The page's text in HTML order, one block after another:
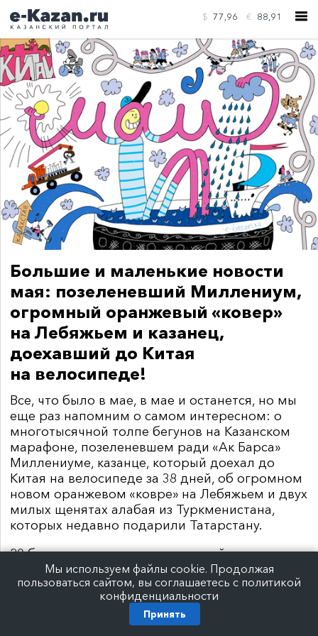
$ 77,96 € 88,91
КОНТАКТЫ
Большие и маленькие новости
мая: позеленевший Миллениум,
огромный оранжевый «ковер»
на Лебяжьем и казанец,
доехавший до Китая
на велосипеде!
Все, что было в мае, в мае и останется, но мы
еще раз напомним о самом интересном: о
многотысячной толпе бегунов на Казанском
марафоне, позеленевшем ради «Ак Барса»
Миллениуме, казанце, который доехал до
Китая на велосипеде за 38 дней, об огромном
новом оранжевом «ковре» на Лебяжьем и двух
милых щенятах алабая из Туркменистана,
которых недавно подарили Татарстану.
20 больших и маленьких новостей мая за пару
минут — поехали!
1 мая — Чаша обзавелась причалами
Мы используем файлы cookie. Продолжая
пользоваться сайтом, вы соглашаетесь с политикой
конфиденциальности
Принять